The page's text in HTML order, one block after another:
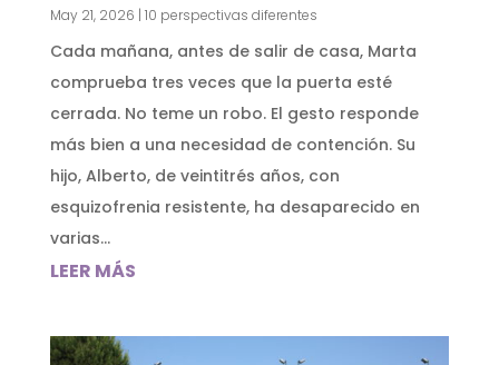
May 21, 2026 | 10 perspectivas diferentes
Cada mañana, antes de salir de casa, Marta
comprueba tres veces que la puerta esté
cerrada. No teme un robo. El gesto responde
más bien a una necesidad de contención. Su
hijo, Alberto, de veintitrés años, con
esquizofrenia resistente, ha desaparecido en
varias...
LEER MÁS